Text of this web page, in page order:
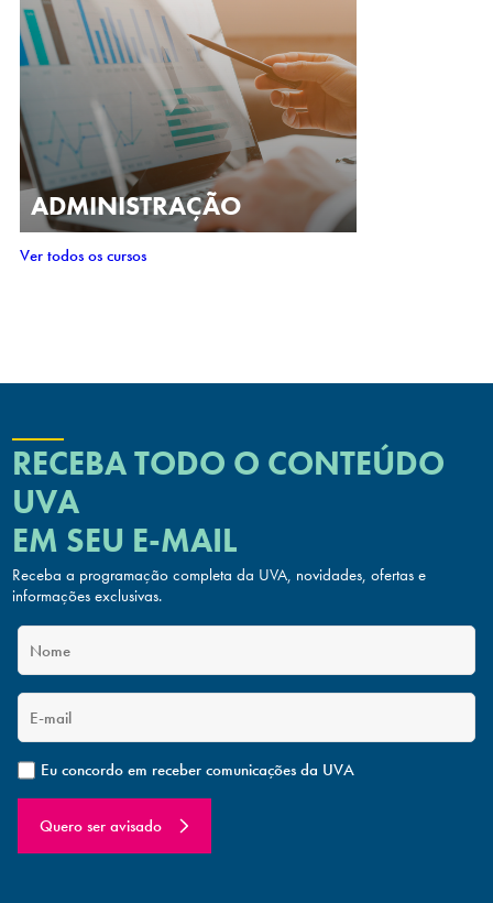
ADMINISTRAÇÃO
Ver todos os cursos
RECEBA TODO O CONTEÚDO
UVA
EM SEU E-MAIL
Receba a programação completa da UVA, novidades, ofertas e
informações exclusivas.
Eu concordo em receber comunicações da UVA
Quero ser avisado